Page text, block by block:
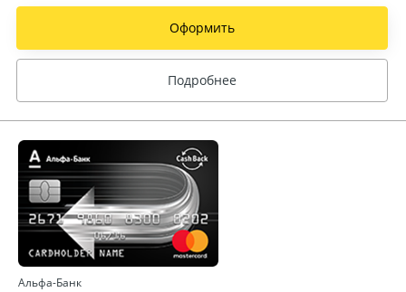
Оформить
Подробнее
Альфа-Банк